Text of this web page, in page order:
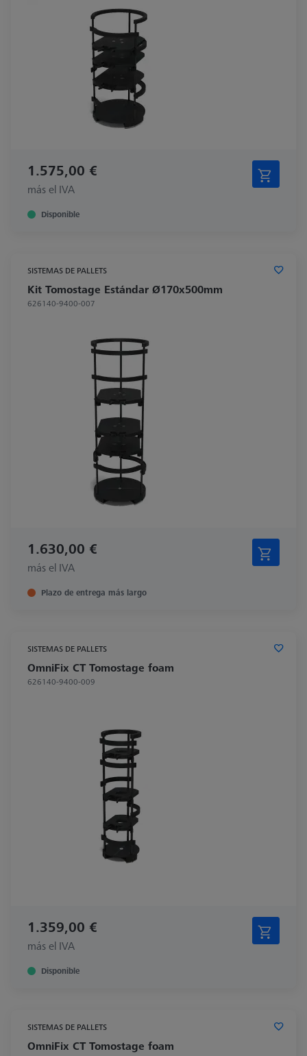
1.575,00 €
más el IVA
Disponible
SISTEMAS DE PALLETS
Kit Tomostage Estándar Ø170x500mm
626140-9400-007
1.630,00 €
más el IVA
Plazo de entrega más largo
SISTEMAS DE PALLETS
OmniFix CT Tomostage foam
626140-9400-009
1.359,00 €
más el IVA
Disponible
SISTEMAS DE PALLETS
OmniFix CT Tomostage foam